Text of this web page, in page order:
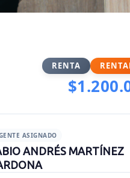
RENTA
ASIGNADO
ANDRÉS MARTÍNEZ